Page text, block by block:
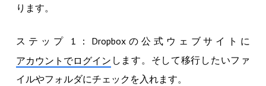
ります。
ステップ 1：Dropboxの公式ウェブサイトに
アカウントでログイン します。そして移行したいファ
イルやフォルダにチェックを入れます。